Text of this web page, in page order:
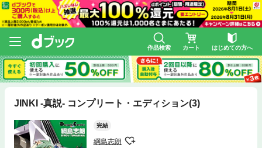
作品検索 カート はじめての方へ
JINKI -真説- コンプリート・エディション(3)
完結
綱島志朗